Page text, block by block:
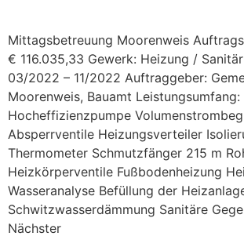
Mittagsbetreuung Moorenweis
€ 116.035,33 Gewerk: Heizung /
03/2022 – 11/2022 Auftraggeber:
Moorenweis, Bauamt Leistungsumfang:
Hocheffizienzpumpe
Absperrventile Heizungsverteiler
Thermometer Schmutzfänger 215 m
Heizkörperventile Fußbodenheizung
Wasseranalyse Befüllung der
Schwitzwasserdämmung Sanitäre
Nächster